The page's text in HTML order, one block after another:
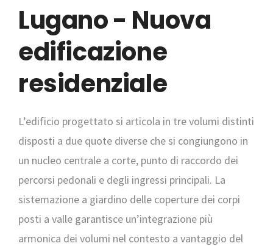
Lugano - Nuova
edificazione
residenziale
L’edificio progettato si articola in tre volumi distinti
disposti a due quote diverse che si congiungono in
un nucleo centrale a corte, punto di raccordo dei
percorsi pedonali e degli ingressi principali. La
sistemazione a giardino delle coperture dei corpi
posti a valle garantisce un’integrazione più
armonica dei volumi nel contesto a vantaggio del